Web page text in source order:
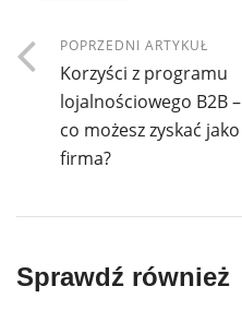
POPRZEDNI ARTYKUŁ
Korzyści z programu
lojalnościowego B2B –
co możesz zyskać jako
firma?
Sprawdź również